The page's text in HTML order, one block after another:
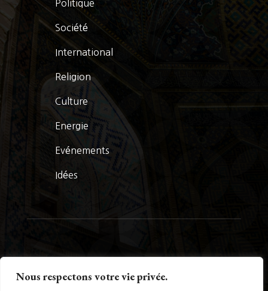
Nous respectons votre vie privée.
Politique
Société
International
Religion
Culture
Energie
Evénements
Idées